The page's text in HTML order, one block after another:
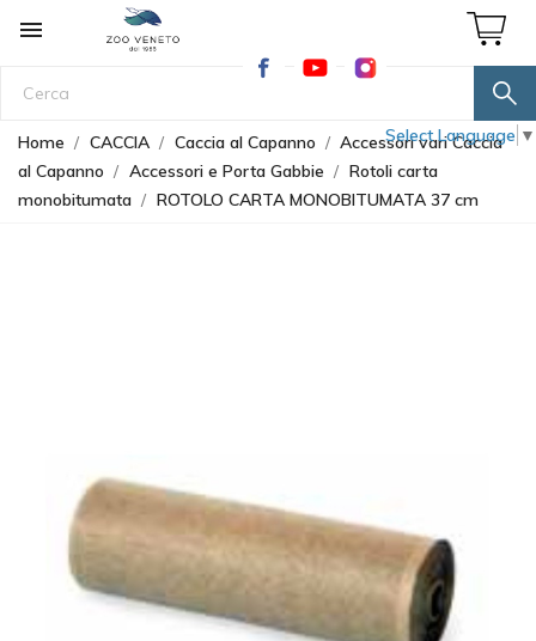
Select Language ▼

Home CACCIA Caccia al Capanno
Accessori vari Caccia
al Capanno
Accessori e Porta Gabbie
Rotoli carta
monobitumata
ROTOLO CARTA MONOBITUMATA 37 cm